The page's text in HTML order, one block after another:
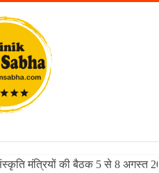
मंत्रियों की बैठक 5 से 8 अगस्त